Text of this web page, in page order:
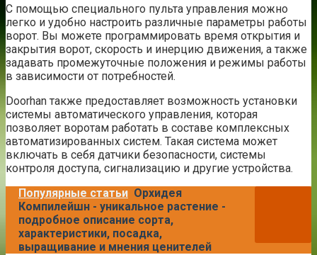
С помощью специального пульта управления можно
легко и удобно настроить различные параметры работы
ворот. Вы можете программировать время открытия и
закрытия ворот, скорость и инерцию движения, а также
задавать промежуточные положения и режимы работы
в зависимости от потребностей.
Doorhan также предоставляет возможность установки
системы автоматического управления, которая
позволяет воротам работать в составе комплексных
автоматизированных систем. Такая система может
включать в себя датчики безопасности, системы
контроля доступа, сигнализацию и другие устройства.
Популярные статьи Орхидея
Компилейшн - уникальное растение -
подробное описание сорта,
характеристики, посадка,
выращивание и мнения ценителей